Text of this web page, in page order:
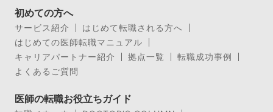
初めての方へ
サービス紹介
はじめて転職される方へ
はじめての医師転職マニュアル
キャリアパートナー紹介
拠点一覧
転職成功事例
よくあるご質問
医師の転職お役立ちガイド